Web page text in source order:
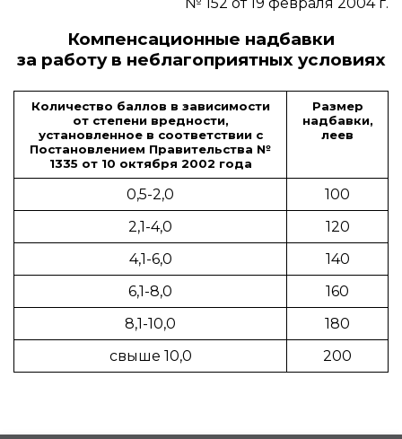
Компенсационные надбавки
за работу в неблагоприятных условиях
Количество баллов в зависимости
от степени вредности,
установленное в соответствии с
Постановлением Правительства №
1335 от 10 октября 2002 года
Размер
надбавки,
леев
0,5-2,0
100
2,1-4,0
120
4,1-6,0
140
6,1-8,0
160
8,1-10,0
180
свыше 10,0
200